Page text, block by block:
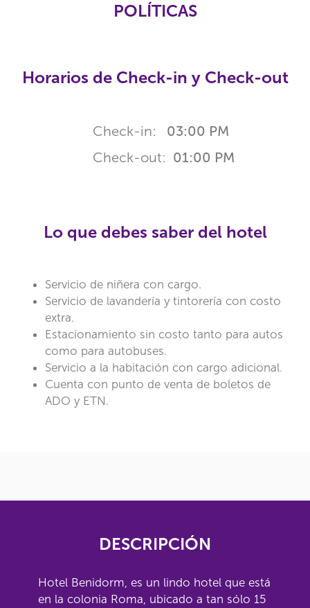
POLÍTICAS
Horarios de Check-in y Check-out
Check-in: 03:00 PM
Check-out: 01:00 PM
Lo que debes saber del hotel
Servicio de niñera con cargo.
Servicio de lavandería y tintorería con costo
extra.
Estacionamiento sin costo tanto para autos
como para autobuses.
Servicio a la habitación con cargo adicional.
Cuenta con punto de venta de boletos de
ADO y ETN.
DESCRIPCIÓN
Hotel Benidorm, es un lindo hotel que está
en la colonia Roma, ubicado a tan sólo 15